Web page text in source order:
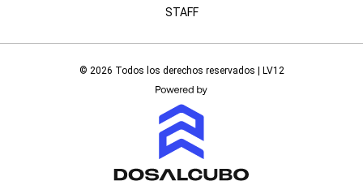
STAFF
© 2026 Todos los derechos reservados | LV12